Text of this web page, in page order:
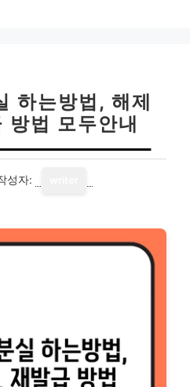
하는방법, 해제
방법 모두안내
성자: